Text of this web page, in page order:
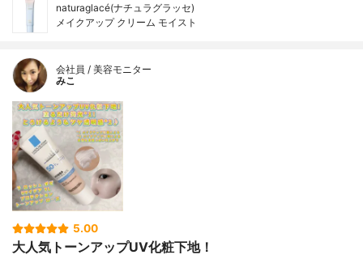
naturaglacé(ナチュラグラッセ)
メイクアップ クリーム モイスト
会社員 / 美容モニター
みこ
5.00
大人気トーンアップUV化粧下地！